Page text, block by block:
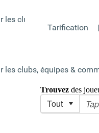
les clubs, équipes &
Tarification
|
les clubs, équipes &
Trouvez des
Tout